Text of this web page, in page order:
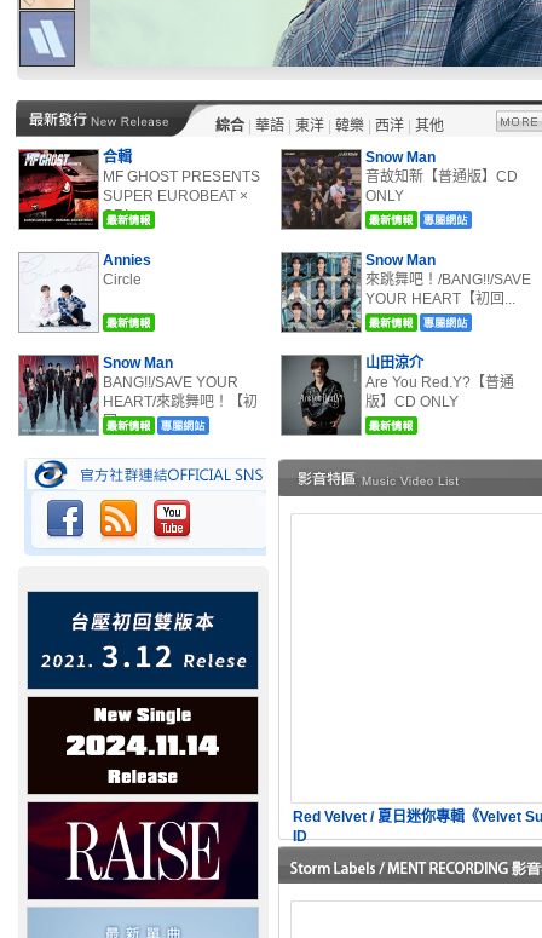
綜合 華語 東洋 韓樂 西洋
其他
合輯
MF GHOST PRESENTS
SUPER EUROBEAT ×
ORI...
Snow Man
音故知新【普通版】CD
ONLY
Annies
Circle
Snow Man
來跳舞吧！/BANG!!/SAVE
YOUR HEART【初回...
Snow Man
BANG!!/SAVE YOUR
HEART/來跳舞吧！【初
回...
山田涼介
Are You Red.Y?【普通
版】CD ONLY
Red Velvet / 夏日迷你專輯《Velvet
ID